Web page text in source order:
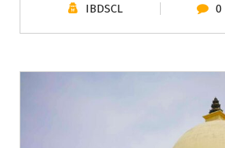
IBDSCL 0